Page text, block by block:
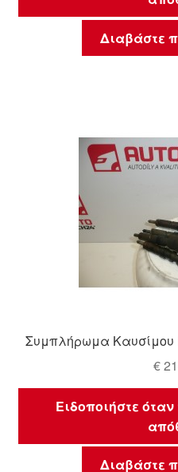
Διαβάστε
Συμπλήρωμα Καυσίμου
€
Ειδοποιήστε
Διαβάστε